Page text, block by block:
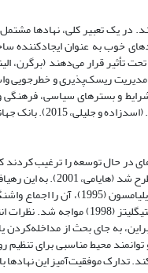
یک تعبیر کلی، نهادها مشتمل
خوب به عنوان
مدیریت ریسک‌پذیری و خطرجویی
و بسترهای سیاسی،
جامعه به کسب و انباشت مهارت
از اوایل و اواسط دهه 1980، دولت‌های حاکم
عنوان شرایط اعطای اعتبارات
دهه 1990 سیاست‌های تعدیل ساختاری با انتقاد
به جای بحث از مداخله‌کردن
محیط مناسبی برای تنظیم
تدارک موفقیت‌آمیز این